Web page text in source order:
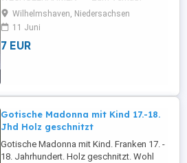
stehen 9 stabile und professionell
verarbeitete Bilderrahmen, die Dank des
Wechselsystems, einfach zu bestücken
sind. STÜCKPREIS von 7,00 bis 15,00
Wilhelmshaven, Niedersachsen
11 Juni
7 EUR
Gotische Madonna mit Kind 17.-18.
Jhd Holz geschnitzt
Gotische Madonna mit Kind. Franken 17. -
18. Jahrhundert. Holz geschnitzt. Wohl